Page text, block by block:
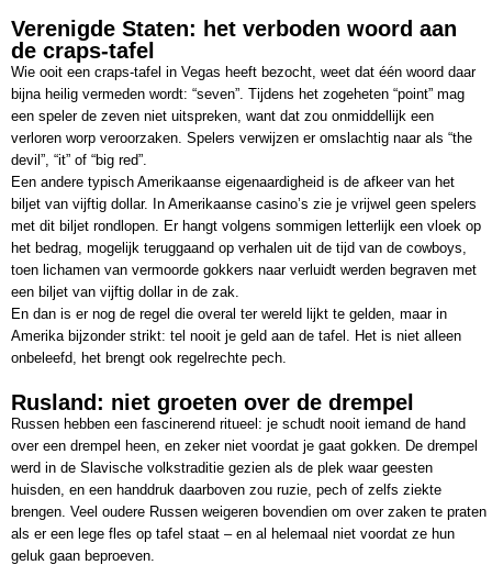
Verenigde Staten: het verboden woord aan
de craps-tafel
Wie ooit een craps-tafel in Vegas heeft bezocht, weet dat één woord daar
bijna heilig vermeden wordt: “seven”. Tijdens het zogeheten “point” mag
een speler de zeven niet uitspreken, want dat zou onmiddellijk een
verloren worp veroorzaken. Spelers verwijzen er omslachtig naar als “the
devil”, “it” of “big red”.
Een andere typisch Amerikaanse eigenaardigheid is de afkeer van het
biljet van vijftig dollar. In Amerikaanse casino’s zie je vrijwel geen spelers
met dit biljet rondlopen. Er hangt volgens sommigen letterlijk een vloek op
het bedrag, mogelijk teruggaand op verhalen uit de tijd van de cowboys,
toen lichamen van vermoorde gokkers naar verluidt werden begraven met
een biljet van vijftig dollar in de zak.
En dan is er nog de regel die overal ter wereld lijkt te gelden, maar in
Amerika bijzonder strikt: tel nooit je geld aan de tafel. Het is niet alleen
onbeleefd, het brengt ook regelrechte pech.
Rusland: niet groeten over de drempel
Russen hebben een fascinerend ritueel: je schudt nooit iemand de hand
over een drempel heen, en zeker niet voordat je gaat gokken. De drempel
werd in de Slavische volkstraditie gezien als de plek waar geesten
huisden, en een handdruk daarboven zou ruzie, pech of zelfs ziekte
brengen. Veel oudere Russen weigeren bovendien om over zaken te praten
als er een lege fles op tafel staat – en al helemaal niet voordat ze hun
geluk gaan beproeven.